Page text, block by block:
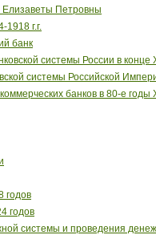
Елизаветы Петровны
1918 г.г.
банк
системы России в конце
системы Российской
банков в 80-е годы
годов
годов
системы и проведения